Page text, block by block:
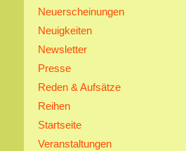
Neuerscheinungen
Neuigkeiten
Newsletter
Presse
Reden & Aufsätze
Reihen
Startseite
Veranstaltungen